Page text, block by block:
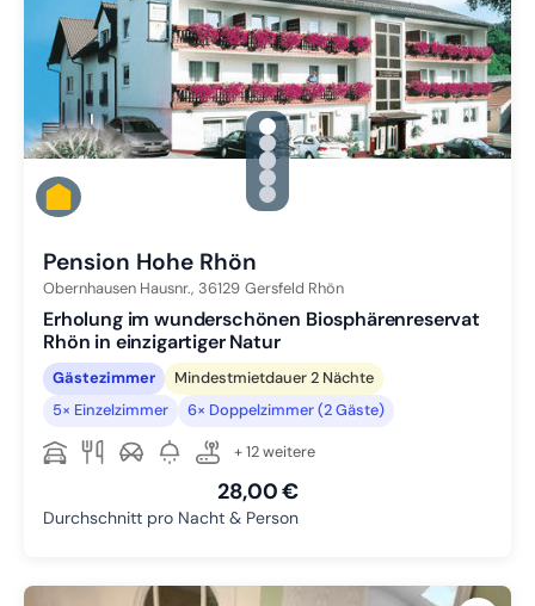
gallery.slide_selector
Zu Slide 1 wechseln
Zu Slide 2 wechseln
Zu Slide 3 wechseln
Zu Slide 4 wechseln
Zu Slide 5 wechseln
Pension Hohe Rhön
Obernhausen Hausnr., 36129 Gersfeld Rhön
Erholung im wunderschönen Biosphärenreservat
Rhön in einzigartiger Natur
Gästezimmer
Mindestmietdauer 2 Nächte
5× Einzelzimmer
6× Doppelzimmer (2 Gäste)
+ 12 weitere
28,00 €
Durchschnitt pro Nacht & Person